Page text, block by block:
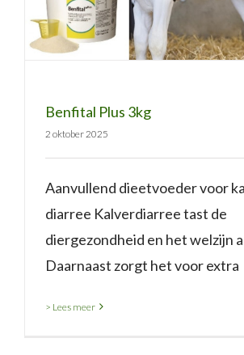
Benfital Plus 3kg
2 oktober 2025
Aanvullend dieetvoeder voor
diarree Kalverdiarree tast de
diergezondheid en het welzijn
Daarnaast zorgt het voor extra
> Lees meer